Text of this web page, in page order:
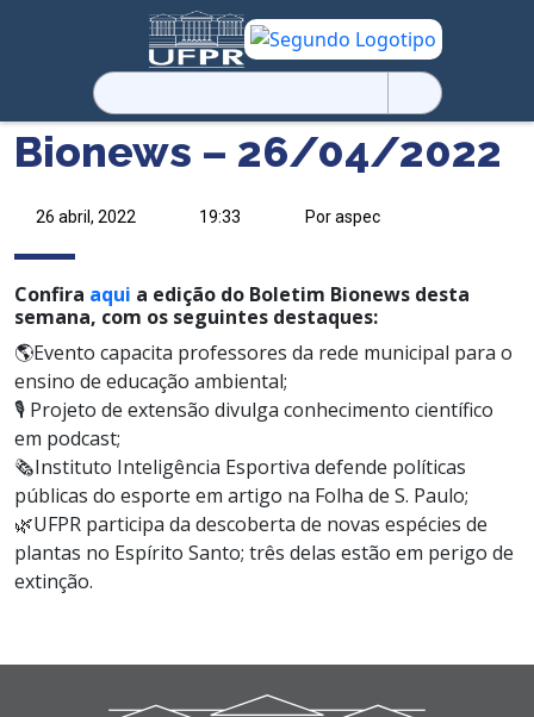
Pesquisar
por:
Bionews – 26/04/2022
26 abril, 2022 19:33 Por aspec
Confira aqui a edição do Boletim Bionews desta
semana, com os seguintes destaques:
🌎Evento capacita professores da rede municipal para o
ensino de educação ambiental;
🎙️ Projeto de extensão divulga conhecimento científico
em podcast;
🗞️Instituto Inteligência Esportiva defende políticas
públicas do esporte em artigo na Folha de S. Paulo;
🌿UFPR participa da descoberta de novas espécies de
plantas no Espírito Santo; três delas estão em perigo de
extinção.